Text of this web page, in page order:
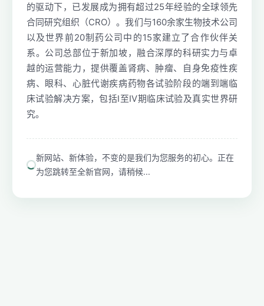
的驱动下，已发展成为拥有超过25年经验的全球领先
合同研究组织（CRO）。我们与160余家生物技术公司
以及世界前20制药公司中的15家建立了合作伙伴关
系。公司总部位于新加坡，融合深厚的科研实力与卓
越的运营能力，提供覆盖肾病、肿瘤、自身免疫性疾
病、眼科、心脏代谢疾病药物各试验阶段的端到端临
床试验解决方案，包括I至IV期临床试验及真实世界研
究。
新网站、新体验，不变的是我们为您服务的初心。正在
为您跳转至全新官网，请稍候...